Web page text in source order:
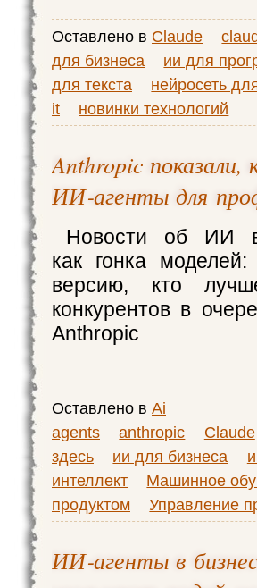
Оставлено в Claude
для бизнеса
ии для
для текста
нейросеть
it
новинки технологий
Anthropic
ИИ‑агенты для
Новости об ИИ
как гонка
версию, кто
конкурентов в
Anthropic
Оставлено в Ai
agents
anthropic Claude
здесь
ии для бизнеса
интеллект
Машинное
продуктом
Управление
ИИ‑агенты в